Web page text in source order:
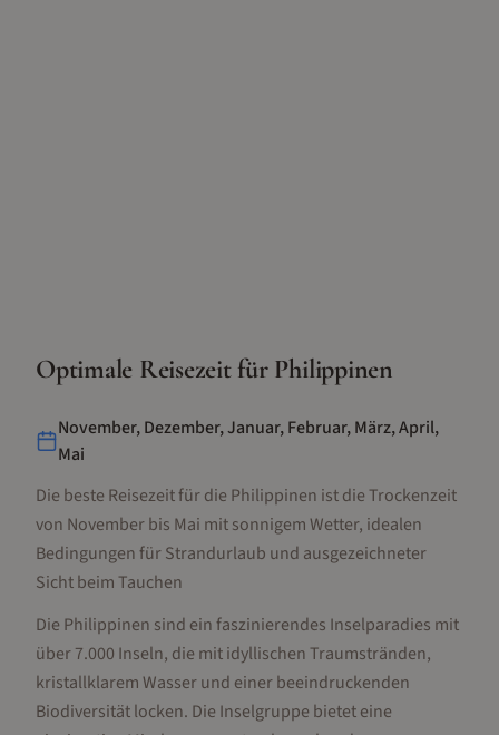
Optimale Reisezeit für Philippinen
November, Dezember, Januar, Februar, März, April,
Mai
Die beste Reisezeit für die Philippinen ist die Trockenzeit
von November bis Mai mit sonnigem Wetter, idealen
Bedingungen für Strandurlaub und ausgezeichneter
Sicht beim Tauchen
Die Philippinen sind ein faszinierendes Inselparadies mit
über 7.000 Inseln, die mit idyllischen Traumstränden,
kristallklarem Wasser und einer beeindruckenden
Biodiversität locken. Die Inselgruppe bietet eine